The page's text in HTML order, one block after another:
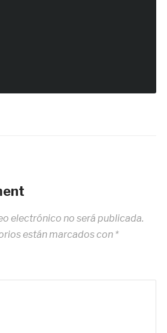
electrónico no será publicada.
están marcados con *